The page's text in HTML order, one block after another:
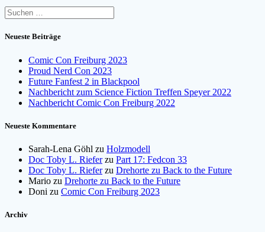
Suchen
nach:
Neueste Beiträge
Comic Con Freiburg 2023
Proud Nerd Con 2023
Future Fanfest 2 in Blackpool
Nachbericht zum Science Fiction Treffen Speyer 2022
Nachbericht Comic Con Freiburg 2022
Neueste Kommentare
Sarah-Lena Göhl zu Holzmodell
Doc Toby L. Rieferzu Part 17: Fedcon 33
Doc Toby L. Rieferzu Drehorte zu Back to the Future
Mario zu Drehorte zu Back to the Future
Doni zu Comic Con Freiburg 2023
Archiv